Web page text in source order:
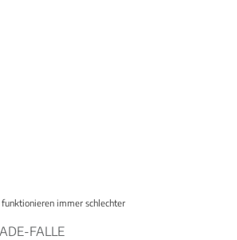
funktionieren immer schlechter
FALLE